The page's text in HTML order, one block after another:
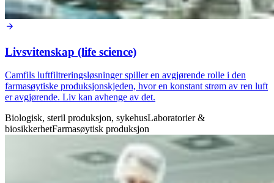
Livsvitenskap (life science)
Camfils luftfiltreringsløsninger spiller en avgjørende rolle i den
farmasøytiske produksjonskjeden, hvor en konstant strøm av ren luft
er avgjørende. Liv kan avhenge av det.
Biologisk, steril produksjon, sykehusLaboratorier &
biosikkerhetFarmasøytisk produksjon